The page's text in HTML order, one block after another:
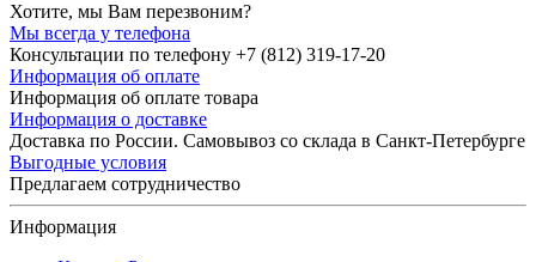
Хотите, мы Вам перезвоним?
Мы всегда у телефона
Консультации по телефону +7 (812) 319-17-20
Информация об оплате
Информация об оплате товара
Информация о доставке
Доставка по России. Самовывоз со склада в Санкт-Петербурге
Выгодные условия
Предлагаем сотрудничество
Информация